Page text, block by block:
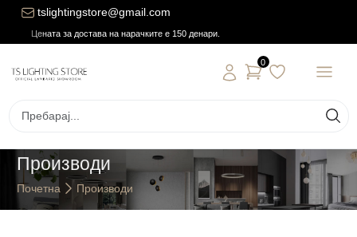
tslightingstore@gmail.com
Цената за достава на нарачките е 150 денари.
0
Производи
Почетна Производи